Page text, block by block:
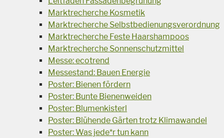
Marktrecherche Kosmetik
Marktrecherche Selbstbedienungsverordnung
Marktrecherche Feste Haarshampoos
Marktrecherche Sonnenschutzmittel
Messe: ecotrend
Messestand: Bauen Energie
Poster: Bienen fördern
Poster: Bunte Bienenweiden
Poster: Blumenkisterl
Poster: Blühende Gärten trotz Klimawandel
Poster: Was jede*r tun kann